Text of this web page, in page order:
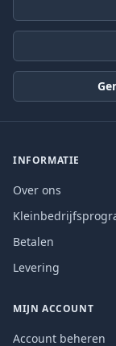
INFORMATIE
Over ons
Betalen
Levering
MIJN ACCOUNT
Account beheren